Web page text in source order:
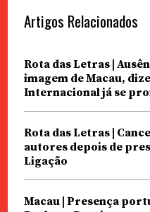
Artigos Relacionados
Rota das Letras |
imagem de Macau,
Internacional já se
Rota das Letras |
autores depois de
Ligação
Macau | Presença